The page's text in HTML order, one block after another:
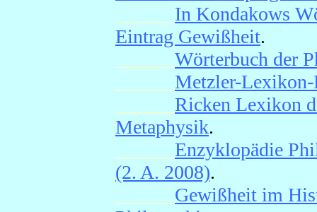
In Kondakows
Eintrag Gewißheit.
Wörterbuch der
Metzler-
Ricken Lexikon
Metaphysik.
Enzyklopädie
(2. A. 2008).
Gewißheit im